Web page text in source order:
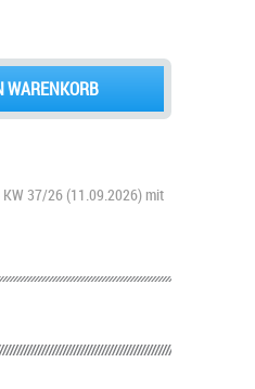
WARENKORB
37/26 (11.09.2026) mit